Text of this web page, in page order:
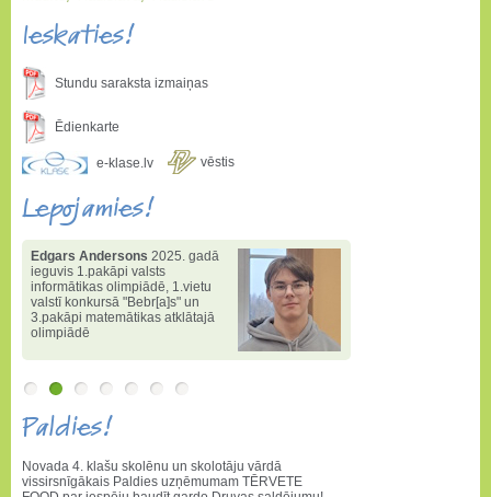
Ieskaties!
Stundu saraksta izmaiņas
Ēdienkarte
e-klase.lv vēstis
Lepojamies!
Edgars Andersons 2025. gadā
ieguvis 1.pakāpi valsts
informātikas olimpiādē, 1.vietu
valstī konkursā "Bebr[a]s" un
3.pakāpi matemātikas atklātajā
olimpiādē
Paldies!
Novada 4. klašu skolēnu un skolotāju vārdā
vissirsnīgākais Paldies uzņēmumam TĒRVETE